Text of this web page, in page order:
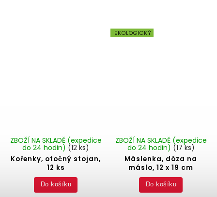
Kořenky, otočný stojan,
12 ks
ZBOŽÍ NA SKLADĚ (expedice
do 24 hodin) (12 ks)
Do košíku
EKOLOGICKÝ
Máslenka, dóza na
máslo, 12 x 19 cm
ZBOŽÍ NA SKLADĚ (expedice
do 24 hodin) (17 ks)
Do košíku